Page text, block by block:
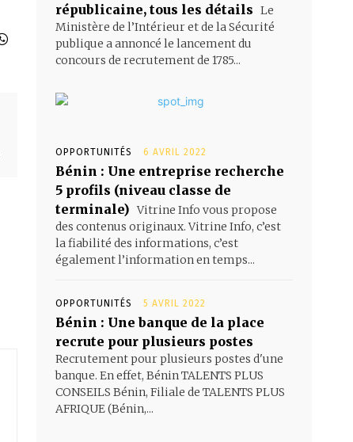
républicaine, tous les détails Le
Ministère de l’Intérieur et de la Sécurité
publique a annoncé le lancement du
concours de recrutement de 1785...
OPPORTUNITÉS 6 AVRIL 2022
Bénin : Une entreprise recherche
5 profils (niveau classe de
terminale) Vitrine Info vous propose
des contenus originaux. Vitrine Info, c’est
la fiabilité des informations, c’est
également l’information en temps...
OPPORTUNITÉS 5 AVRIL 2022
Bénin : Une banque de la place
recrute pour plusieurs postes
Recrutement pour plusieurs postes d'une
banque. En effet, Bénin TALENTS PLUS
CONSEILS Bénin, Filiale de TALENTS PLUS
AFRIQUE (Bénin,...